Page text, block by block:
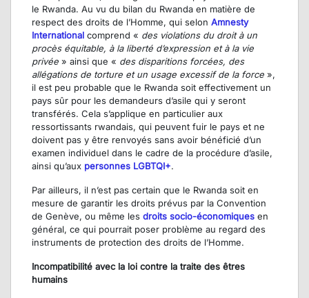
le Rwanda. Au vu du bilan du Rwanda en matière de
respect des droits de l’Homme, qui selon Amnesty
International comprend « des violations du droit à un
procès équitable, à la liberté d’expression et à la vie
privée » ainsi que « des disparitions forcées, des
allégations de torture et un usage excessif de la force »,
il est peu probable que le Rwanda soit effectivement un
pays sûr pour les demandeurs d’asile qui y seront
transférés. Cela s’applique en particulier aux
ressortissants rwandais, qui peuvent fuir le pays et ne
doivent pas y être renvoyés sans avoir bénéficié d’un
examen individuel dans le cadre de la procédure d’asile,
ainsi qu’aux personnes LGBTQI+.
Par ailleurs, il n’est pas certain que le Rwanda soit en
mesure de garantir les droits prévus par la Convention
de Genève, ou même les droits socio-économiques en
général, ce qui pourrait poser problème au regard des
instruments de protection des droits de l’Homme.
Incompatibilité avec la loi contre la traite des êtres
humains